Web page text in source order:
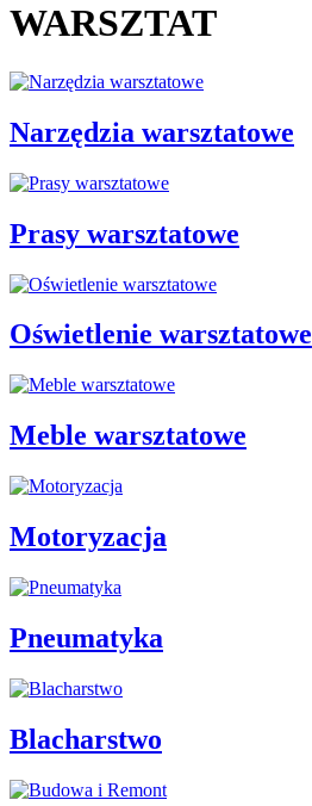
WARSZTAT
Narzędzia warsztatowe
Prasy warsztatowe
Oświetlenie warsztatowe
Meble warsztatowe
Motoryzacja
Pneumatyka
Blacharstwo